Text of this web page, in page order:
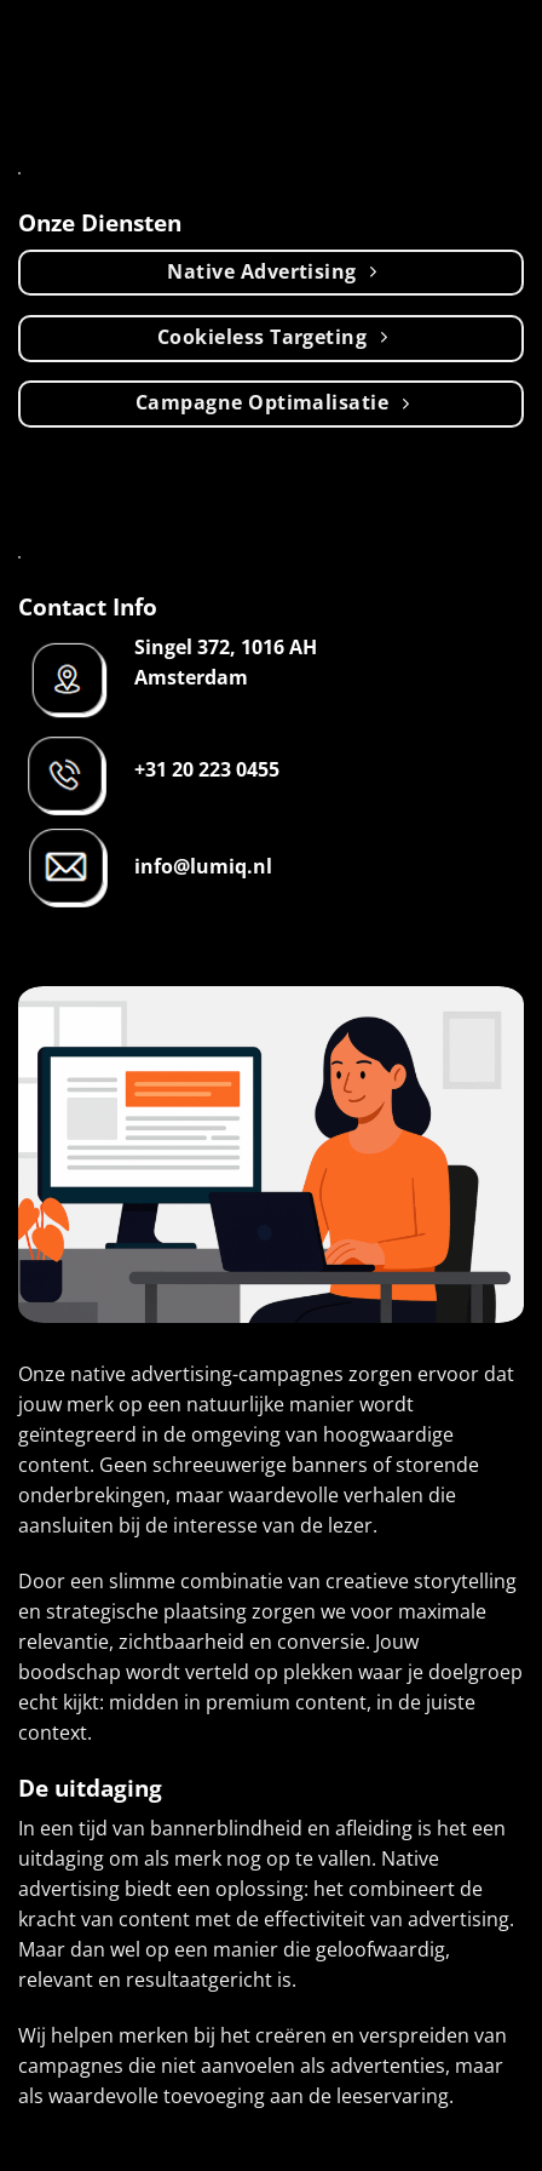
Onze Diensten
Native Advertising
Cookieless Targeting
Campagne Optimalisatie
Contact Info
Singel 372, 1016 AH
Amsterdam
+31 20 223 0455
info@lumiq.nl
Onze native advertising-campagnes zorgen ervoor dat
jouw merk op een natuurlijke manier wordt
geïntegreerd in de omgeving van hoogwaardige
content. Geen schreeuwerige banners of storende
onderbrekingen, maar waardevolle verhalen die
aansluiten bij de interesse van de lezer.
Door een slimme combinatie van creatieve storytelling
en strategische plaatsing zorgen we voor maximale
relevantie, zichtbaarheid en conversie. Jouw
boodschap wordt verteld op plekken waar je doelgroep
echt kijkt: midden in premium content, in de juiste
context.
De uitdaging
In een tijd van bannerblindheid en afleiding is het een
uitdaging om als merk nog op te vallen. Native
advertising biedt een oplossing: het combineert de
kracht van content met de effectiviteit van advertising.
Maar dan wel op een manier die geloofwaardig,
relevant en resultaatgericht is.
Wij helpen merken bij het creëren en verspreiden van
campagnes die niet aanvoelen als advertenties, maar
als waardevolle toevoeging aan de leeservaring.